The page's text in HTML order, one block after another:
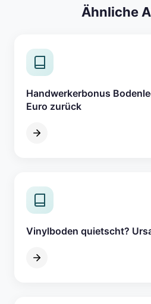
Ähnliche
Handwerkerbonus
Euro zurück
Vinylboden quietscht?